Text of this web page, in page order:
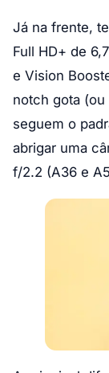
Já na frente,
Full HD+ de
e Vision
notch gota
seguem o
abrigar uma
f/2.2 (A36 e